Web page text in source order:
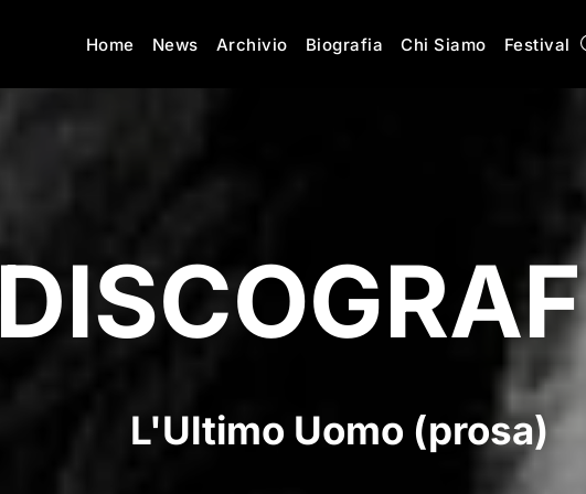
Home News Archivio Biografia Chi Siamo Festival
L'Ultimo Uomo (prosa)